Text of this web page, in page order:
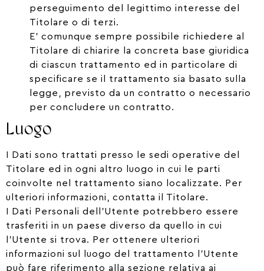
perseguimento del legittimo interesse del
Titolare o di terzi.
E’ comunque sempre possibile richiedere al
Titolare di chiarire la concreta base giuridica
di ciascun trattamento ed in particolare di
specificare se il trattamento sia basato sulla
legge, previsto da un contratto o necessario
per concludere un contratto.
Luogo
I Dati sono trattati presso le sedi operative del
Titolare ed in ogni altro luogo in cui le parti
coinvolte nel trattamento siano localizzate. Per
ulteriori informazioni, contatta il Titolare.
I Dati Personali dell’Utente potrebbero essere
trasferiti in un paese diverso da quello in cui
l’Utente si trova. Per ottenere ulteriori
informazioni sul luogo del trattamento l’Utente
può fare riferimento alla sezione relativa ai